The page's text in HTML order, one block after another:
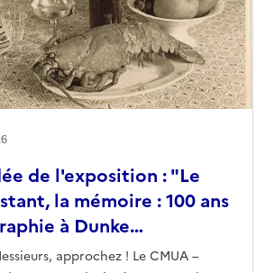
de l'exposition : "Le
la mémoire : 100 ans
à Dunke…
approchez ! Le CMUA –